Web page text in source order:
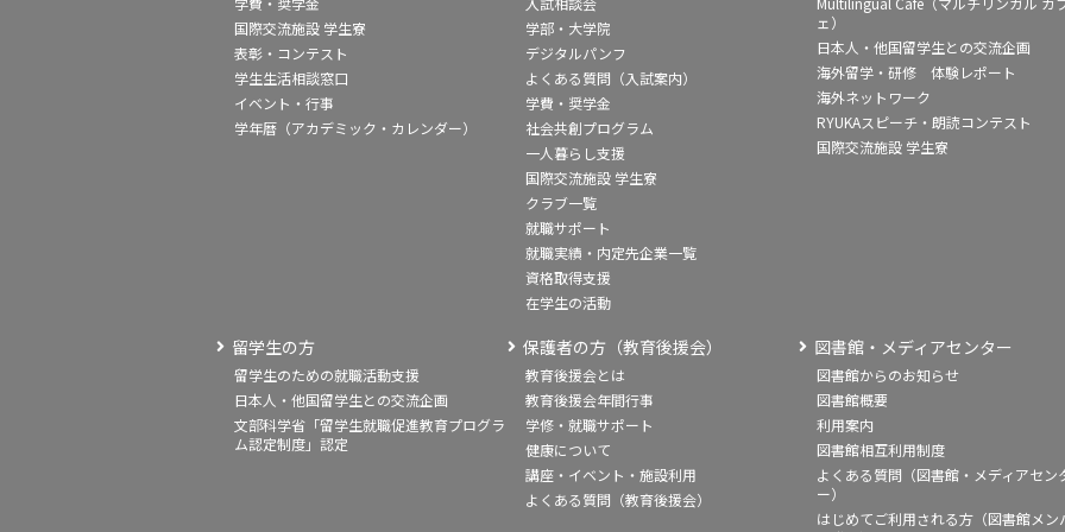
国際交流施設 学生寮
表彰・コンテスト
学生生活相談窓口
イベント・行事
学年暦（アカデミック・カレンダー）
学部・大学院
デジタルパンフ
よくある質問（入試案内）
学費・奨学金
社会共創プログラム
一人暮らし支援
国際交流施設 学生寮
クラブ一覧
就職サポート
就職実績・内定先企業一覧
資格取得支援
在学生の活動
ェ）
日本人・他国留学生との交流企画
海外留学・研修 体験レポート
海外ネットワーク
RYUKAスピーチ・朗読コンテスト
国際交流施設 学生寮
留学生の方
留学生のための就職活動支援
日本人・他国留学生との交流企画
文部科学省「留学生就職促進教育プログラ
ム認定制度」認定
保護者の方（教育後援会）
教育後援会とは
教育後援会年間行事
学修・就職サポート
健康について
講座・イベント・施設利用
よくある質問（教育後援会）
図書館・メディアセンター
図書館からのお知らせ
図書館概要
利用案内
図書館相互利用制度
よくある質問（図書館・メディアセン
ー）
はじめてご利用される方（図書館メン